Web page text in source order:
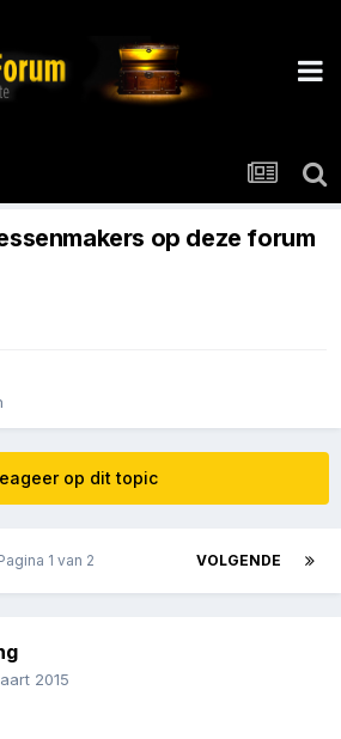
op deze forum
op dit topic
VOLGENDE
1 van 2
2015